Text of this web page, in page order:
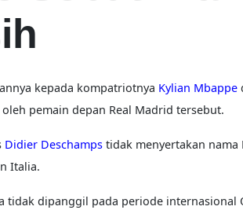
kepada kompatriotnya Kylian Mbappe
pemain depan Real Madrid tersebut.
Didier Deschamps tidak menyertakan
Italia.
tidak dipanggil pada periode